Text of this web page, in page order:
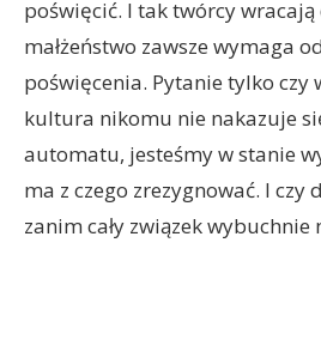
poświęcić. I tak twórcy
małżeństwo zawsze wymaga
poświęcenia. Pytanie tylko czy
kultura nikomu nie nakazuje
automatu, jesteśmy w stanie
ma z czego zrezygnować. I czy
zanim cały związek wybuchnie